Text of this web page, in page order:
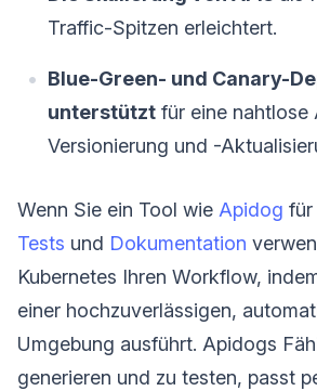
Traffic-Spitzen erleichtert.
Blue-Green- und Canary-
unterstützt für eine nahtlose
Versionierung und -
Wenn Sie ein Tool wie Apidog für
Tests und Dokumentation
Kubernetes Ihren Workflow,
einer hochzuverlässigen,
Umgebung ausführt. Apidogs
generieren und zu testen, passt